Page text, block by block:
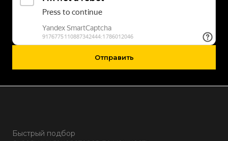
Отправить
Быстрый подбор